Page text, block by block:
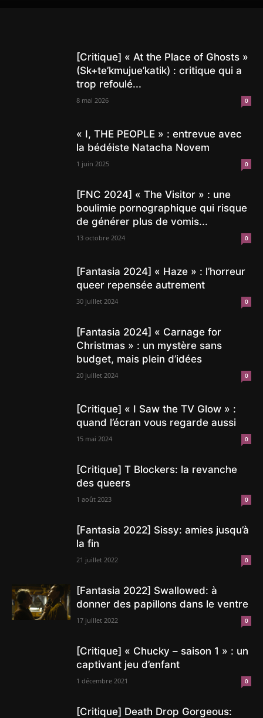
[Critique] « At the Place of Ghosts »
(Sk+te’kmujue’katik) : critique qui a
trop refoulé...
8 mai 2026 0
« I, THE PEOPLE » : entrevue avec
la bédéiste Natacha Novem
1 juin 2025 0
[FNC 2024] « The Visitor » : une
boulimie pornographique qui risque
de générer plus de vomis...
13 octobre 2024 0
[Fantasia 2024] « Haze » : l’horreur
queer repensée autrement
30 juillet 2024 0
[Fantasia 2024] « Carnage for
Christmas » : un mystère sans
budget, mais plein d’idées
20 juillet 2024 0
[Critique] « I Saw the TV Glow » :
quand l’écran vous regarde aussi
15 mai 2024 0
[Critique] T Blockers: la revanche
des queers
1 août 2023 0
[Fantasia 2022] Sissy: amies jusqu’à
la fin
21 juillet 2022 0
[Fantasia 2022] Swallowed: à
donner des papillons dans le ventre
17 juillet 2022 0
[Critique] « Chucky – saison 1 » : un
captivant jeu d’enfant
1 décembre 2021 0
[Critique] Death Drop Gorgeous: